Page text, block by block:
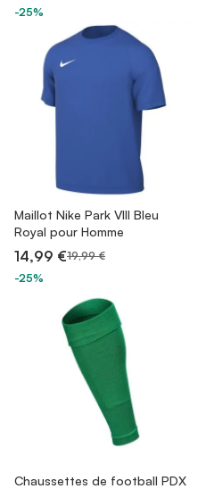
-25%
Maillot Nike Park VIII Bleu
Royal pour Homme
14,99 €19,99 €
-25%
Chaussettes de football PDX